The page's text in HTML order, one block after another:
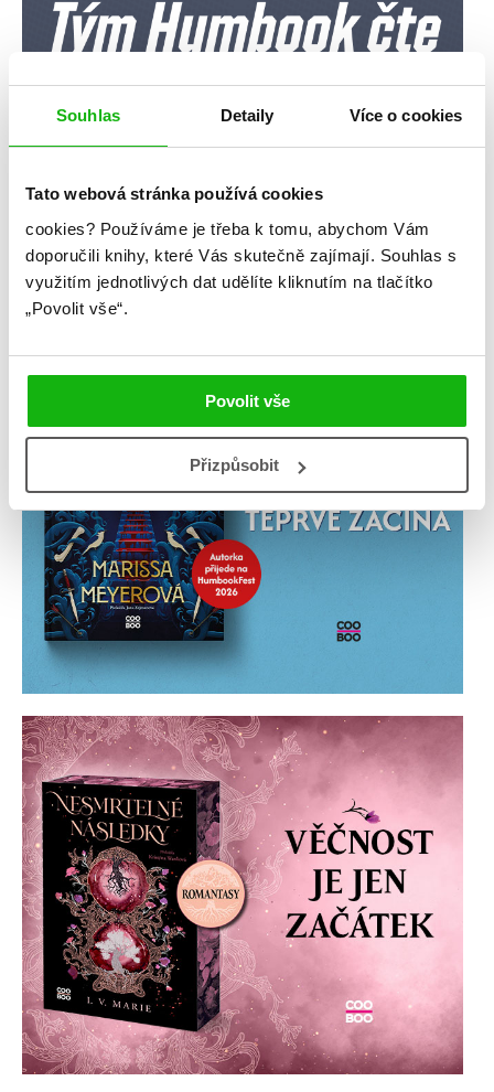
Souhlas Detaily Více o cookies
Tato webová stránka používá cookies
cookies? Používáme je třeba k tomu, abychom Vám
doporučili knihy, které Vás skutečně zajímají. Souhlas s
využitím jednotlivých dat udělíte kliknutím na tlačítko
„Povolit vše“.
Povolit vše
Přizpůsobit